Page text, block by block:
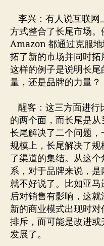
李兴：有人说互联网
方式整合了长尾市场。
Amazon 都通过克服
拓了新的市场并同时拓
这样的例子是说明长
量，还是品牌的力量？
醒客：这三方面进行
的两个面，而长尾是
长尾解决了二个问题，
规模上，长尾解决了
了渠道的集结。从这
系，对于品牌来说，
就不好说了。比如亚
后对销售有影响，这
新的商业模式出现时
排斥，而可能是改进
发展了。